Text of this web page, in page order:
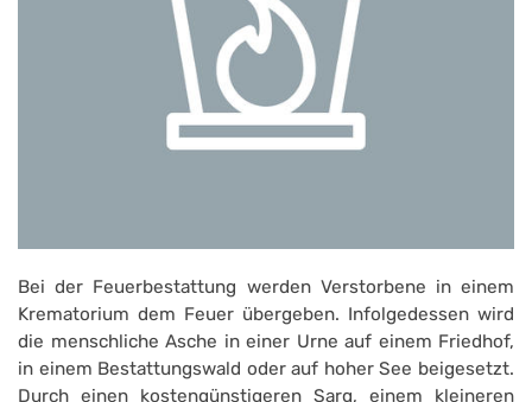
Bei der Feuerbestattung werden Verstorbene in einem
Krematorium dem Feuer übergeben. Infolgedessen wird
die menschliche Asche in einer Urne auf einem Friedhof,
in einem Bestattungswald oder auf hoher See beigesetzt.
Durch einen kostengünstigeren Sarg, einem kleineren